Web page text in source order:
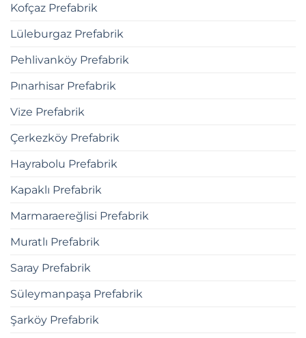
Kofçaz Prefabrik
Lüleburgaz Prefabrik
Pehlivanköy Prefabrik
Pınarhisar Prefabrik
Vize Prefabrik
Çerkezköy Prefabrik
Hayrabolu Prefabrik
Kapaklı Prefabrik
Marmaraereğlisi Prefabrik
Muratlı Prefabrik
Saray Prefabrik
Süleymanpaşa Prefabrik
Şarköy Prefabrik